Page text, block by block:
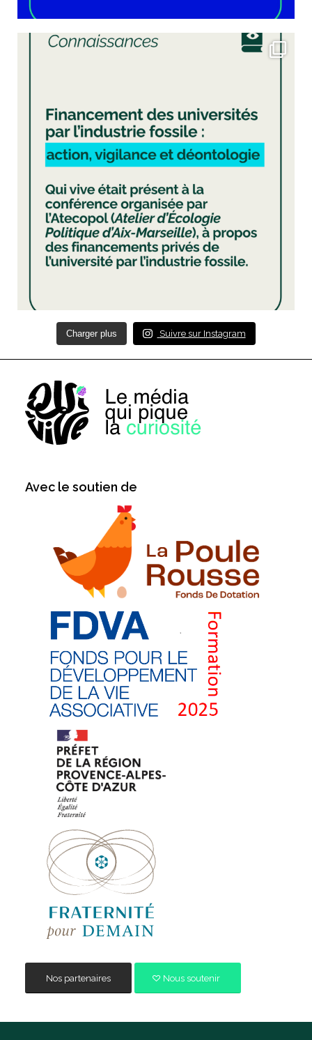
Charger plus Suivre sur Instagram
Avec le soutien de
Nos partenaires Nous soutenir